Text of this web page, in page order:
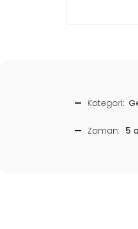
Kategori:
Zaman: 5